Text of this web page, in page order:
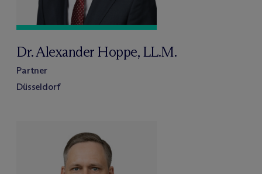
Dr. Alexander Hoppe, LL.M.
Partner
Düsseldorf